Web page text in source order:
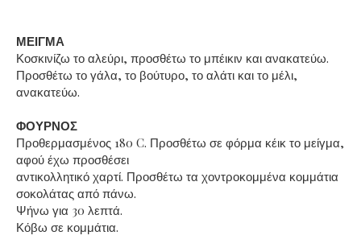
ΜΕΙΓΜΑ
Κοσκινίζω το αλεύρι, προσθέτω το μπέικιν και ανακατεύω.
Προσθέτω το γάλα, το βούτυρο, το αλάτι και το μέλι,
ανακατεύω.
ΦΟΥΡΝΟΣ
Προθερμασμένος 180 C. Προσθέτω σε φόρμα κέικ το μείγμα,
αφού έχω προσθέσει
αντικολλητικό χαρτί. Προσθέτω τα χοντροκομμένα κομμάτια
σοκολάτας από πάνω.
Ψήνω για 30 λεπτά.
Κόβω σε κομμάτια.